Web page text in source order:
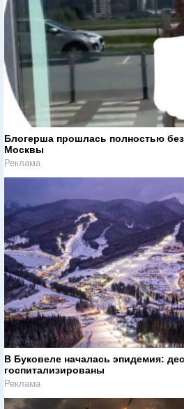
Блогерша прошлась полностью
Москвы
Реклама
В Буковеле началась эпидемия:
госпитализированы
Реклама